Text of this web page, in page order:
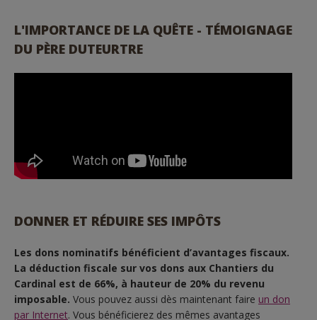
L'IMPORTANCE DE LA QUÊTE - TÉMOIGNAGE
DU PÈRE DUTEURTRE
DONNER ET RÉDUIRE SES IMPÔTS
Les dons nominatifs bénéficient d’avantages fiscaux.
La déduction fiscale sur vos dons aux Chantiers du
Cardinal est de 66%, à hauteur de 20% du revenu
imposable. Vous pouvez aussi dès maintenant faire un don
par Internet. Vous bénéficierez des mêmes avantages